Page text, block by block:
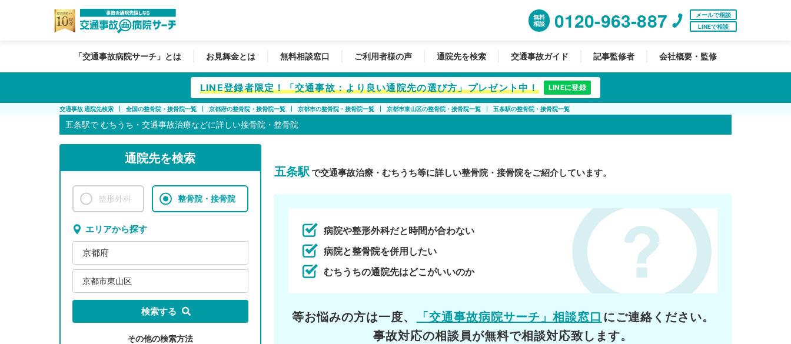
無料
相談
0120-963-887
メールで相談
LINEで相談
「交通事故病院サーチ」とは お見舞金とは 無料相談窓口 ご利用者様の声 通院先を検索 交通事故ガイド 記事監修者 会社概要・監修
LINE登録者限定！「交通事故：より良い通院先の選び方」プレゼント中！ LINEに登録
交通事故 通院先検索 全国の整骨院・接骨院一覧 京都府の整骨院・接骨院一覧 京都市の整骨院・接骨院一覧 京都市東山区の整骨院・接骨院一覧 五条駅の整骨院・接骨院一覧
五条駅で むちうち・交通事故治療などに詳しい接骨院・整骨院
通院先を検索
整形外科 整骨院・接骨院
エリアから探す
京都府
京都市東山区
検索する
その他の検索方法
五条駅で交通事故治療・むちうち等に詳しい整骨院・接骨院をご紹介しています。
病院や整形外科だと時間が合わない
病院と整骨院を併用したい
むちうちの通院先はどこがいいのか
等お悩みの方は一度、 「交通事故病院サーチ」相談窓口 にご連絡ください。
事故対応の相談員が無料で相談対応致します。